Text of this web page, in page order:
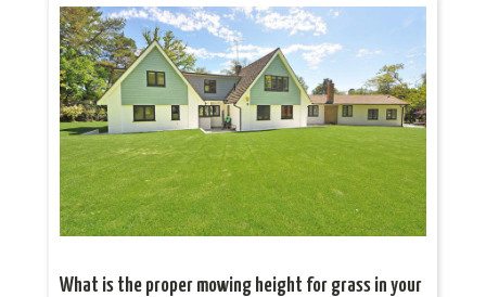
What is the proper mowing height for grass in your